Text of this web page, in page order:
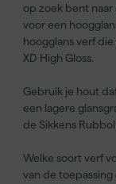
op zoek bent naar
voor een
hoogglans verf
XD High Gloss.
Gebruik je hout
een lagere
de Sikkens Rubbol
Welke soort verf
van de